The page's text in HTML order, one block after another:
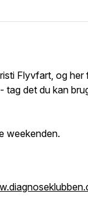
Flyvfart, og her
tag det du kan
weekenden.